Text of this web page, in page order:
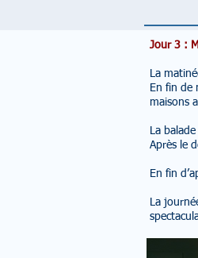
Jour 3 :
La
En fin de
maisons
La
Après le
En fin
La